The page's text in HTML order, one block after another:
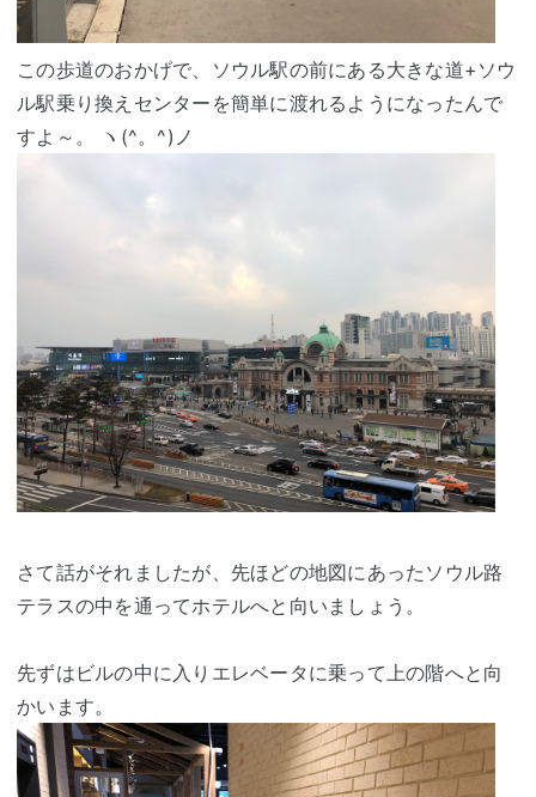
この歩道のおかげで、ソウル駅の前にある大きな道+ソウ
ル駅乗り換えセンターを簡単に渡れるようになったんで
すよ～。 ヽ(^。^)ノ
さて話がそれましたが、先ほどの地図にあったソウル路
テラスの中を通ってホテルへと向いましょう。
先ずはビルの中に入りエレベータに乗って上の階へと向
かいます。